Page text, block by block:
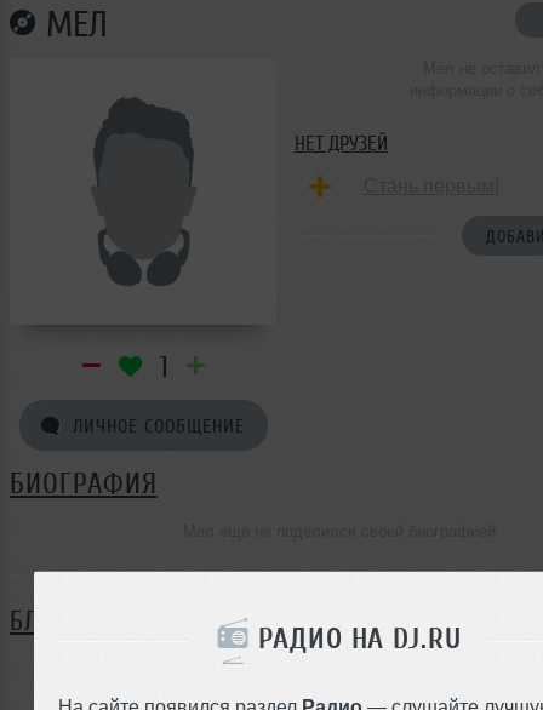
РАДИО НА DJ.RU
На сайте появился раздел Радио — слушайте
МЕЛ
1
ЛИЧНОЕ СООБЩЕНИЕ
НЕТ ДРУЗЕЙ
БИОГРАФИЯ
БЛОГ